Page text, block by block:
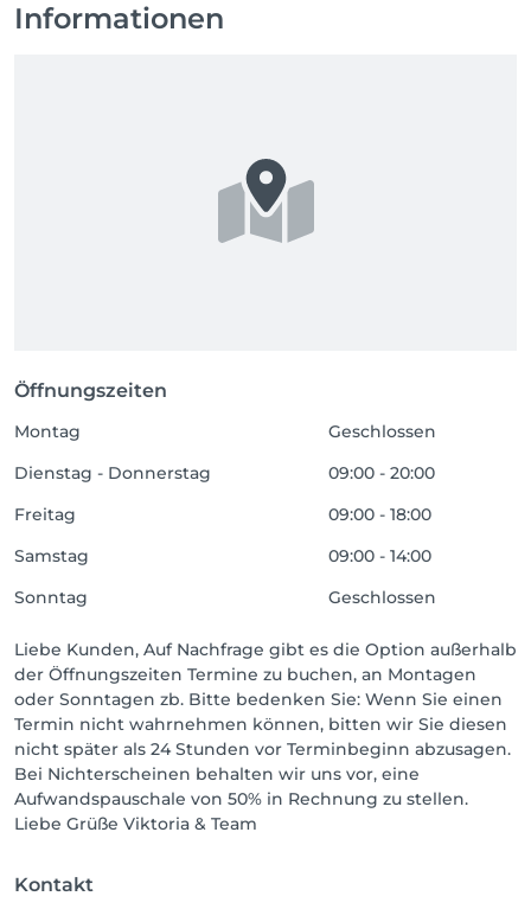
Informationen
Öffnungszeiten
Montag
Geschlossen
Dienstag - Donnerstag
09:00 - 20:00
Freitag
09:00 - 18:00
Samstag
09:00 - 14:00
Sonntag
Geschlossen
Liebe Kunden, Auf Nachfrage gibt es die Option außerhalb
der Öffnungszeiten Termine zu buchen, an Montagen
oder Sonntagen zb. Bitte bedenken Sie: Wenn Sie einen
Termin nicht wahrnehmen können, bitten wir Sie diesen
nicht später als 24 Stunden vor Terminbeginn abzusagen.
Bei Nichterscheinen behalten wir uns vor, eine
Aufwandspauschale von 50% in Rechnung zu stellen.
Liebe Grüße Viktoria & Team
Kontakt